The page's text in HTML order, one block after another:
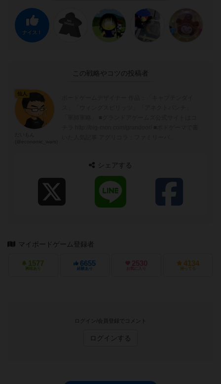
ナイス！
この戦略やコツの投稿者
仙人
シェアする
マイボードゲーム登録者
1577
興味あり
6655
経験あり
2530
お気に入り
4134
持ってる
ログイン/会員登録でコメント
ログインする